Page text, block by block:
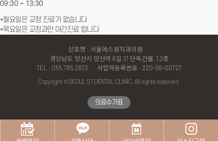
09:30 ~ 13:30
*월요일은 교정 진료가 없습니다
*목요일은 교정과만 야간진료 합니다
상호명 : 서울에스원치과의원
경상남도 양산시 양산역 6길 21 단독건물, 1,2층
TEL : 055.785.2872
사업자등록번호 : 220-56-00727
Copyright © SEOUL S1 DENTAL CLINIC. All rights reserved.
의료수가표